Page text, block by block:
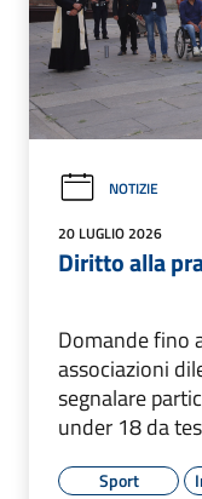
NOTIZIE
20 LUGLIO 2026
Diritto alla
Domande fino
associazioni
segnalare
under 18 da
Sport